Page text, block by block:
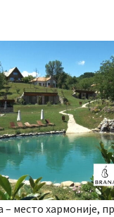
– место хармоније,